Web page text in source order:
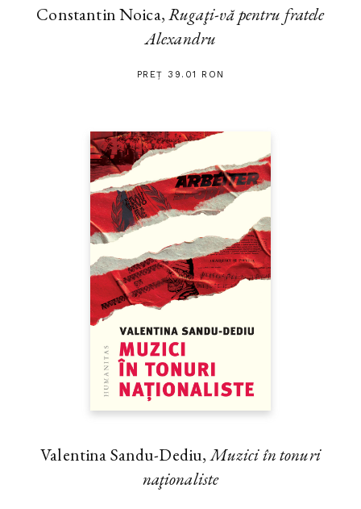
Constantin Noica,Rugaţi-vă pentru fratele
Alexandru
PREȚ 39.01 RON
Valentina Sandu-Dediu,Muzici în tonuri
naţionaliste